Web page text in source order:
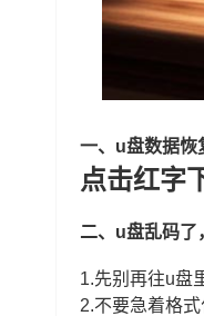
一、u盘数据恢
点击红字
二、u盘乱码了
1.先别再往u盘
2.不要急着格